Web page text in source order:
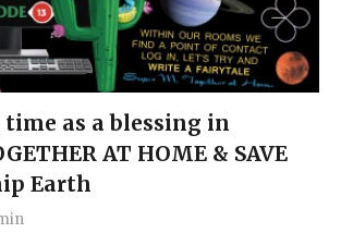
as a blessing in
AT HOME & SAVE
Earth